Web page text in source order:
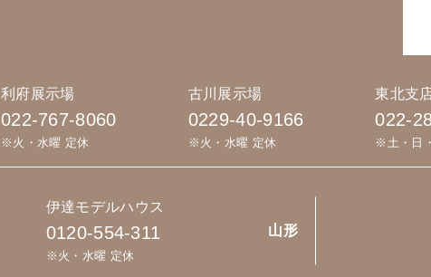
利府展示場
022-767-8060
※火・水曜 定休
古川展示場
0229-40-9166
※火・水曜 定休
東北支
022-
※土・日
伊達モデルハウス
0120-554-311
※火・水曜 定休
山形